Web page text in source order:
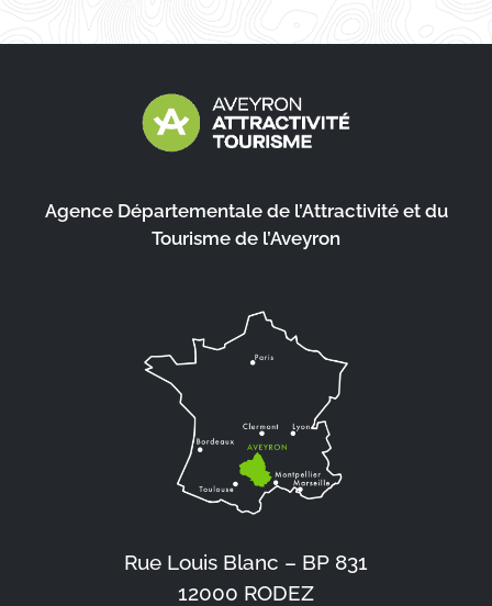
Agence Départementale de l’Attractivité et du
Tourisme de l’Aveyron
Rue Louis Blanc – BP 831
12000 RODEZ